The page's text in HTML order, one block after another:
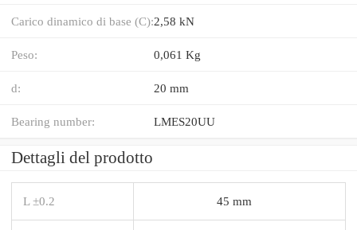
Carico dinamico di base (C):2,58 kN
Peso: 0,061 Kg
d: 20 mm
Bearing number: LMES20UU
Dettagli del prodotto
L ±0.2 45 mm